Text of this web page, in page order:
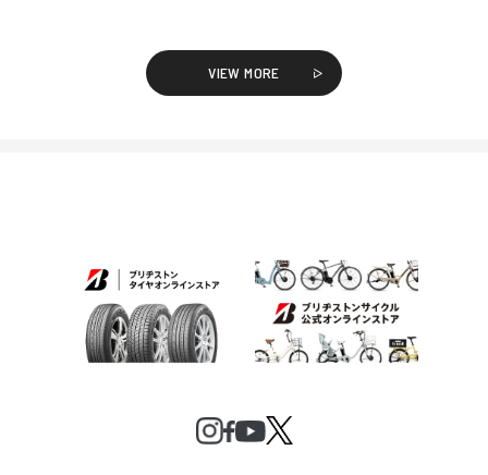
VIEW MORE